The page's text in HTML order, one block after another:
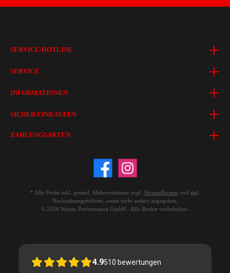
SERVICE-HOTLINE
SERVICE
INFORMATIONEN
SICHER EINKAUFEN
ZAHLUNGSARTEN
* Alle Preise inkl. gesetzl. Mehrwertsteuer zzgl. Versandkosten und ggf.
Nachnahmegebühren, wenn nicht anders angegeben.
© 2026 Wojsto Performance GmbH - Alle Rechte vorbehalten.
4.9510 bewertungen